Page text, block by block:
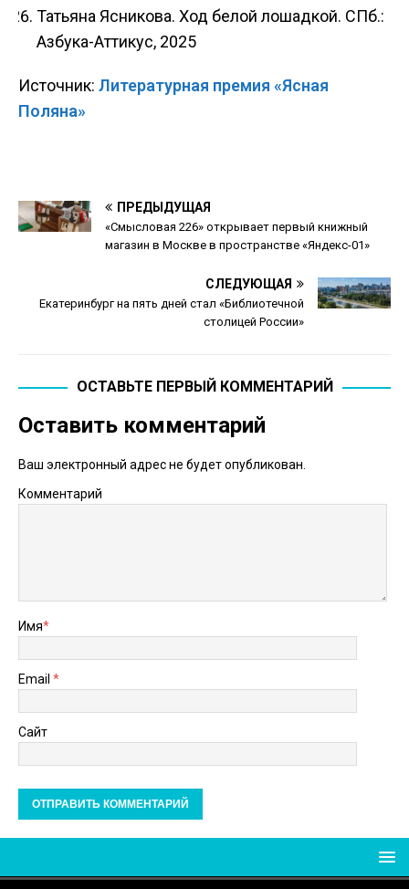
Татьяна Ясникова. Ход белой лошадкой. СПб.:
Азбука-Аттикус, 2025
Источник: Литературная премия «Ясная
Поляна»
ПРЕДЫДУЩАЯ
«Смысловая 226» открывает первый книжный
магазин в Москве в пространстве «Яндекс-01»
СЛЕДУЮЩАЯ
Екатеринбург на пять дней стал «Библиотечной
столицей России»
ОСТАВЬТЕ ПЕРВЫЙ КОММЕНТАРИЙ
Оставить комментарий
Ваш электронный адрес не будет опубликован.
Комментарий
Имя*
Email *
Сайт